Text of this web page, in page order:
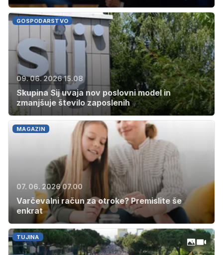
GOSPODARSTVO
09. 06. 2026 15.08
Skupina Sij uvaja nov poslovni model in
zmanjšuje število zaposlenih
MAGAZIN
07. 06. 2026 07.00
Varčevalni račun za otroke? Premislite še
enkrat
TUJINA